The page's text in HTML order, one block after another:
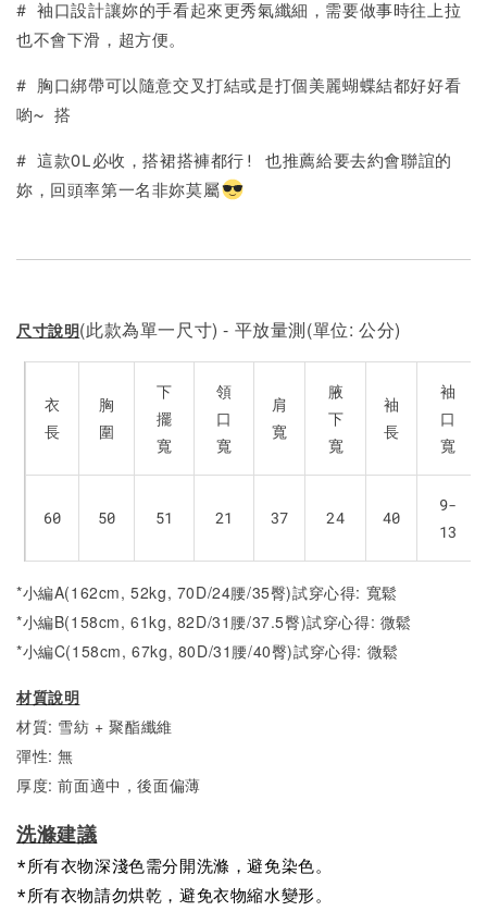
# 袖口設計讓妳的手看起來更秀氣纖細，需要做事時往上拉
也不會下滑，超方便。
# 胸口綁帶可以隨意交叉打結或是打個美麗蝴蝶結都好好看
喲~ 搭
# 這款OL必收，搭裙搭褲都行! 也推薦給要去約會聯誼的
妳，回頭率第一名非妳莫屬
尺寸說明(此款為單一尺寸) - 平放量測(單位: 公分)
衣
長
胸
圍
下
擺
寬
領
口
寬
肩
寬
腋
下
寬
袖
長
袖
口
寬
60 50 51 21 37 24 40
9-
13
*小編A(162cm, 52kg, 70D/24腰/35臀)試穿心得: 寬鬆
*小編B(158cm, 61kg, 82D/31腰/37.5臀)試穿心得: 微鬆
*小編C(158cm, 67kg, 80D/31腰/40臀)試穿心得: 微鬆
材質說明
材質: 雪紡 + 聚酯纖維
彈性: 無
厚度: 前面適中，後面偏薄
洗滌建議
*所有衣物深淺色需分開洗滌，避免染色。
*所有衣物請勿烘乾，避免衣物縮水變形。